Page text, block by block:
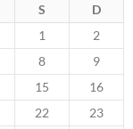
S
D
1
2
8
9
15
16
22
23